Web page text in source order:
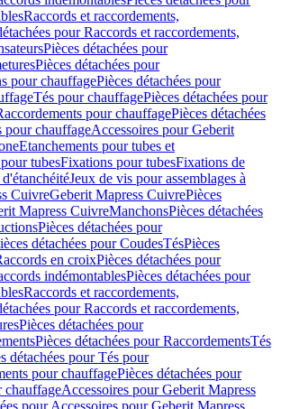
Raccords et raccordements,
pour Raccords et raccordements,
Pièces détachées pour
Pièces détachées pour
pour chauffagePièces détachées pour
Tés pour chauffagePièces détachées pour
pour chauffagePièces détachées
pour chauffageAccessoires pour Geberit
Etanchements pour tubes et
tubesFixations pour tubesFixations de
Jeux de vis pour assemblages à
CuivreGeberit Mapress CuivrePièces
Mapress CuivreManchonsPièces détachées
Pièces détachées pour
détachées pour CoudesTésPièces
en croixPièces détachées pour
indémontablesPièces détachées pour
Raccords et raccordements,
pour Raccords et raccordements,
Pièces détachées pour
Pièces détachées pour RaccordementsTés
détachées pour Tés pour
pour chauffagePièces détachées pour
chauffageAccessoires pour Geberit Mapress
pour Accessoires pour Geberit Mapress